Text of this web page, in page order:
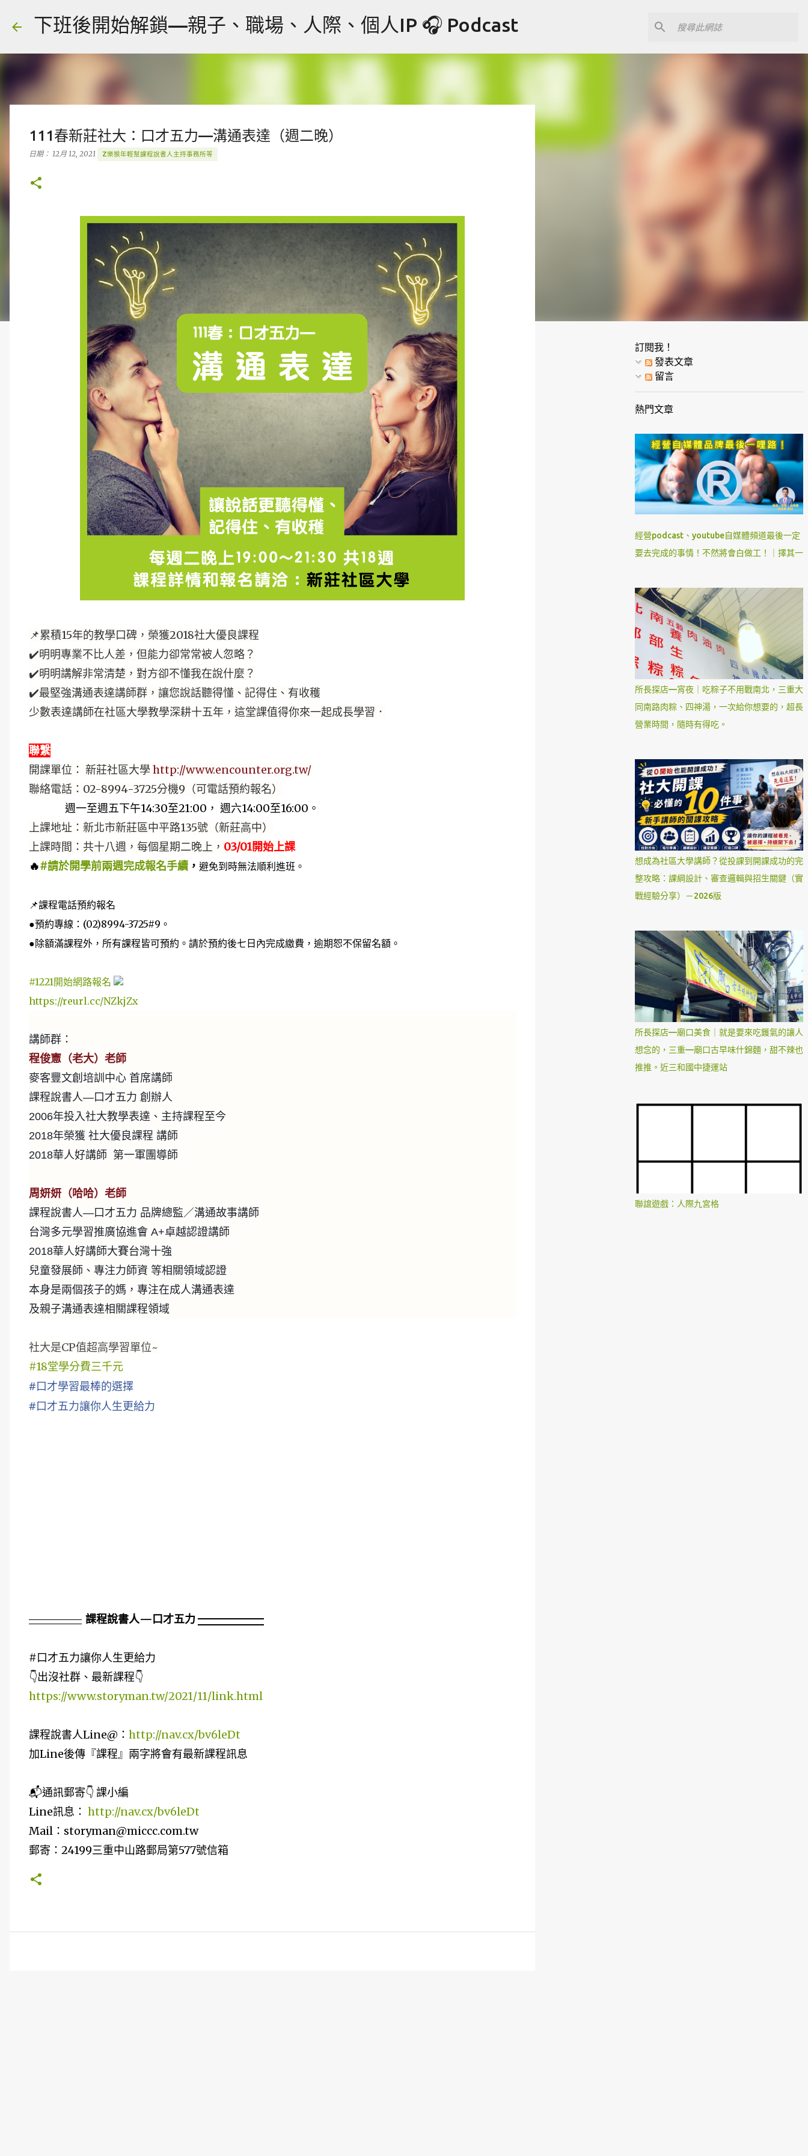
跳到主要內容
下班後開始解鎖—親子、職場、人際、個人IP 🎧 Podcast
111春新莊社大：口才五力—溝通表達（週二晚）
日期： 12月 12, 2021 Z樂猴年輕幫課程說書人主持事務所等
📌累積15年的教學口碑，榮獲2018社大優良課程
✔️明明專業不比人差，但能力卻常常被人忽略？
✔️明明講解非常清楚，對方卻不懂我在說什麼？
✔️最堅強溝通表達講師群，讓您說話聽得懂、記得住、有收穫
少數表達講師在社區大學教學深耕十五年，這堂課值得你來一起成長學習．
聯繫
開課單位： 新莊社區大學 http://www.encounter.org.tw/
聯絡電話：02-8994-3725分機9（可電話預約報名）
週一至週五下午14:30至21:00， 週六14:00至16:00。
上課地址：新北市新莊區中平路135號（新莊高中）
上課時間：共十八週，每個星期二晚上， 03/01開始上課
🔥#請於開學前兩週完成報名手續 ， 避免到時無法順利進班。
📌課程電話預約報名
●預約專線：(02)8994-3725#9。
●除額滿課程外，所有課程皆可預約。請於預約後七日內完成繳費，逾期恕不保留名額。
#1221開始網路報名
https://reurl.cc/NZkjZx
講師群：
程俊憲（老大）老師
麥客豐文創培訓中心 首席講師
課程說書人—口才五力 創辦人
2006年投入社大教學表達、主持課程至今
2018年榮獲 社大優良課程 講師
2018華人好講師 第一軍團導師
周妍妍（哈哈）老師
課程說書人—口才五力 品牌總監／溝通故事講師
台灣多元學習推廣協進會 A+卓越認證講師
2018華人好講師大賽台灣十強
兒童發展師、專注力師資 等相關領域認證
本身是兩個孩子的媽，專注在成人溝通表達
及親子溝通表達相關課程領域
社大是CP值超高學習單位~
#18堂學分費三千元
#口才學習最棒的選擇
#口才五力讓你人生更給力
課程說書人—口才五力
#口才五力讓你人生更給力
👇出沒社群、最新課程👇
https://www.storyman.tw/2021/11/link.html
課程說書人Line@： http://nav.cx/bv6leDt
加Line後傳『課程』兩字將會有最新課程訊息
📬通訊郵寄👇 課小編
Line訊息： http://nav.cx/bv6leDt
Mail：storyman@miccc.com.tw
郵寄：24199三重中山路郵局第577號信箱
訂閱我！
發表文章
留言
熱門文章
經營podcast、youtube自媒體頻道最後一定
要去完成的事情！不然將會白做工！｜擇其一
所長探店—宵夜｜吃粽子不用戰南北，三重大
同南路肉粽、四神湯，一次給你想要的，超長
營業時間，隨時有得吃。
想成為社區大學講師？從投課到開課成功的完
整攻略：課綱設計、審查邏輯與招生關鍵（實
戰經驗分享）－2026版
所長探店—廟口美食｜就是要來吃鑊氣的讓人
想念的，三重—廟口古早味什錦麵，甜不辣也
推推。近三和國中捷運站
聯誼遊戲：人際九宮格